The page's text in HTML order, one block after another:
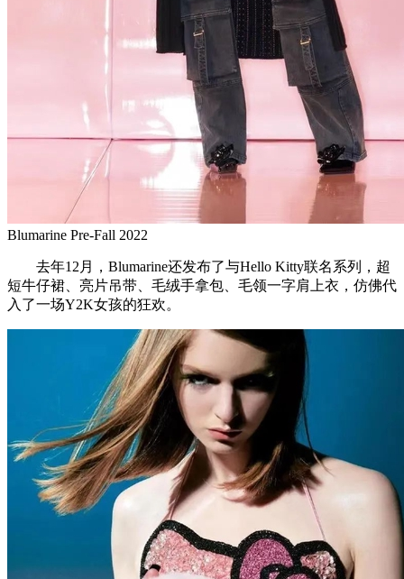
Blumarine Pre-Fall 2022
去年12月，Blumarine还发布了与Hello Kitty联名系列，超
短牛仔裙、亮片吊带、毛绒手拿包、毛领一字肩上衣，仿佛代
入了一场Y2K女孩的狂欢。